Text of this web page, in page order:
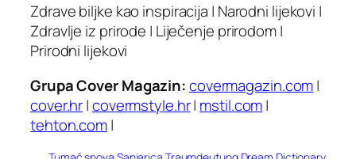
Zdrave biljke kao inspiracija | Narodni lijekovi |
Zdravlje iz prirode | Liječenje prirodom |
Prirodni lijekovi
Grupa Cover Magazin:covermagazin.com|
cover.hr|covermstyle.hr| mstil.com|
tehton.com|